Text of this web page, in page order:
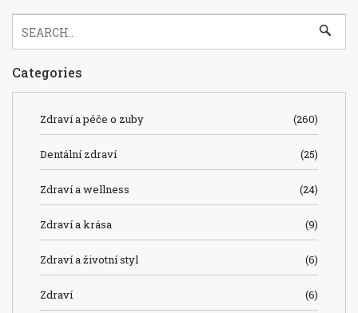
Categories
Zdraví a péče o zuby (260)
Dentální zdraví (25)
Zdraví a wellness (24)
Zdraví a krása (9)
Zdraví a životní styl (6)
Zdraví (6)